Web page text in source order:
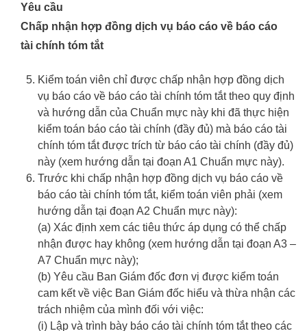
Yêu cầu
Chấp nhận hợp đồng dịch vụ báo cáo về báo cáo
tài chính tóm tắt
Kiểm toán viên chỉ được chấp nhận hợp đồng dịch
vụ báo cáo về báo cáo tài chính tóm tắt theo quy định
và hướng dẫn của Chuẩn mực này khi đã thực hiện
kiểm toán báo cáo tài chính (đầy đủ) mà báo cáo tài
chính tóm tắt được trích từ báo cáo tài chính (đầy đủ)
này (xem hướng dẫn tại đoạn A1 Chuẩn mực này).
Trước khi chấp nhận hợp đồng dịch vụ báo cáo về
báo cáo tài chính tóm tắt, kiểm toán viên phải (xem
hướng dẫn tại đoạn A2 Chuẩn mực này):
(a) Xác định xem các tiêu thức áp dụng có thể chấp
nhận được hay không (xem hướng dẫn tại đoạn A3 –
A7 Chuẩn mực này);
(b) Yêu cầu Ban Giám đốc đơn vị được kiểm toán
cam kết về việc Ban Giám đốc hiểu và thừa nhận các
trách nhiệm của mình đối với việc:
(i) Lập và trình bày báo cáo tài chính tóm tắt theo các